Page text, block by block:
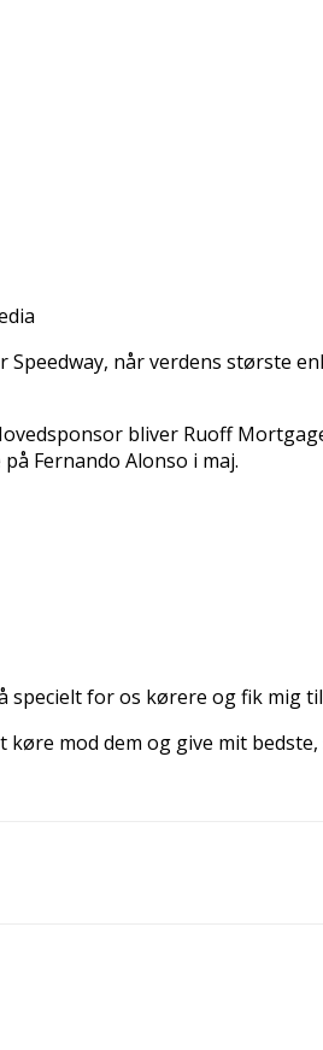
når verdens største
bliver Ruoff
Fernando Alonso i maj.
specielt for os kørere og fik mig
mod dem og give mit bedste,